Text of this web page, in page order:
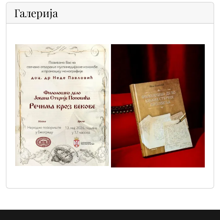
Галерија
sterija_1 sterija_2